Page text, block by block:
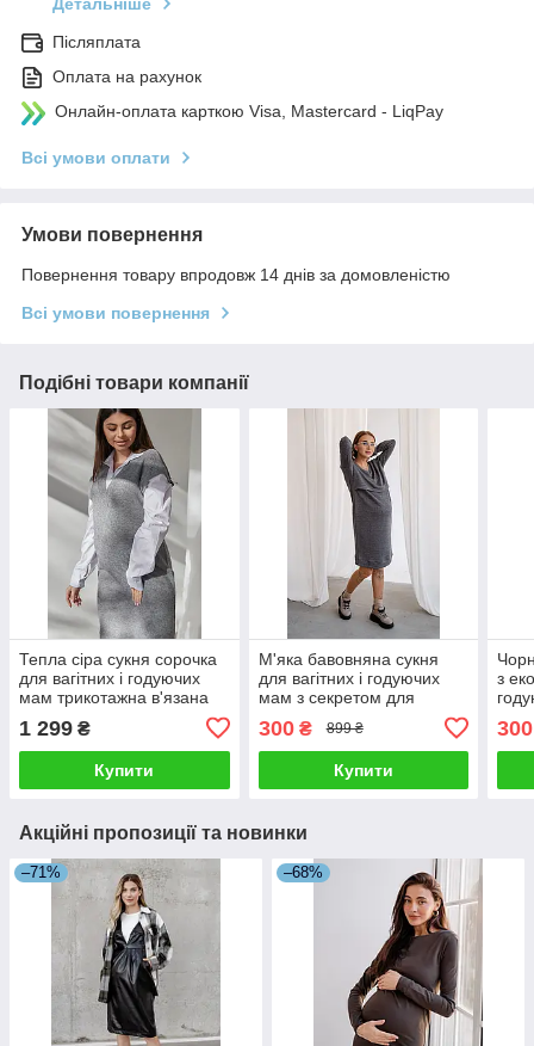
Післяплата
Оплата на рахунок
Онлайн-оплата карткою Visa, Mastercard - LiqPay
Всі умови оплати
Умови повернення
Повернення товару впродовж 14 днів за домовленістю
Всі умови повернення
Подібні товари компанії
Тепла сіра сукня сорочка
для вагітних і годуючих
мам трикотажна в'язана
1 299 ₴
Купити
М'яка бавовняна сукня
для вагітних і годуючих
мам з секретом для
300₴ 899 ₴
Купити
з
300
Акційні пропозиції та новинки
–71% –68%